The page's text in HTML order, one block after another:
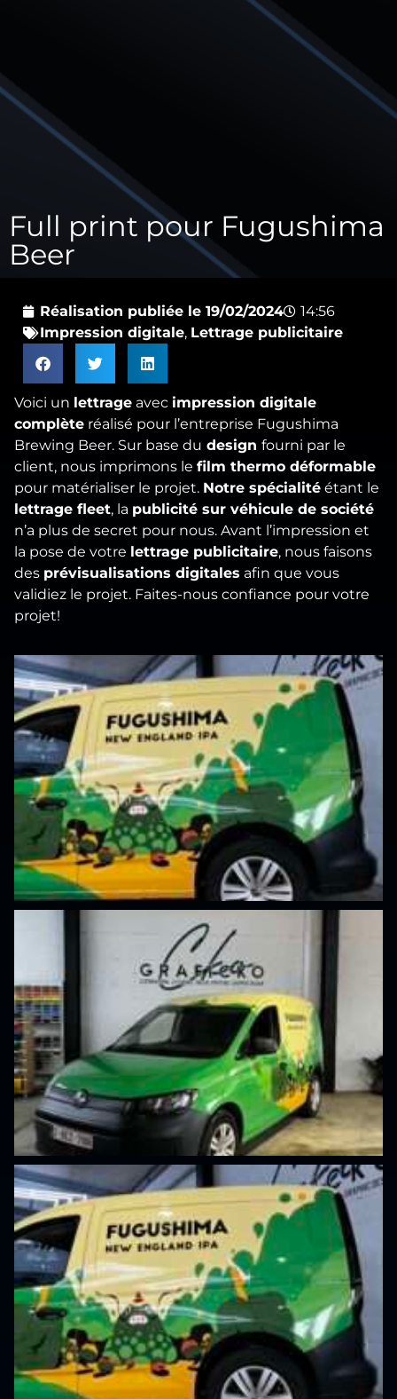
Full print pour Fugushima
Beer
Réalisation publiée le 19/02/2024
14:56
Impression digitale, Lettrage publicitaire
Voici un lettrage avec impression digitale
complète réalisé pour l’entreprise Fugushima
Brewing Beer. Sur base du design fourni par le
client, nous imprimons le film thermo déformable
pour matérialiser le projet. Notre spécialité étant le
lettrage fleet, la publicité sur véhicule de société
n’a plus de secret pour nous. Avant l’impression et
la pose de votre lettrage publicitaire, nous faisons
des prévisualisations digitales afin que vous
validiez le projet. Faites-nous confiance pour votre
projet!